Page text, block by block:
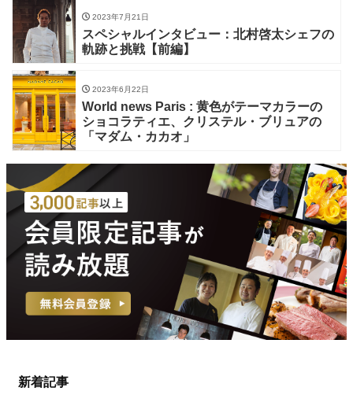
2023年7月21日
スペシャルインタビュー：北村啓太シェフの
軌跡と挑戦【前編】
2023年6月22日
World news Paris : 黄色がテーマカラーの
ショコラティエ、クリステル・ブリュアの
「マダム・カカオ」
新着記事